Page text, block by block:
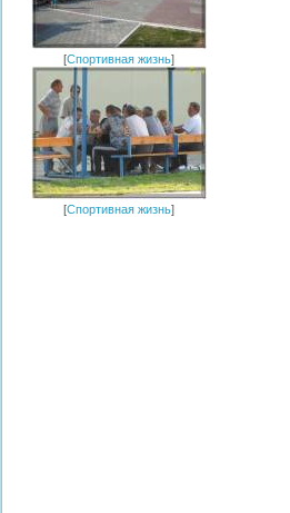
[Спортивная жизнь]
[Спортивная жизнь]